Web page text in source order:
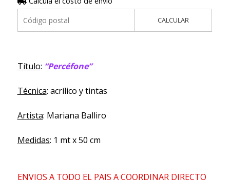
CALCULAR
Título: “Percéfone”
Técnica: acrílico y tintas
Artista: Mariana Balliro
Medidas: 1 mt x 50 cm
ENVIOS A TODO EL PAIS A COORDINAR DIRECTO